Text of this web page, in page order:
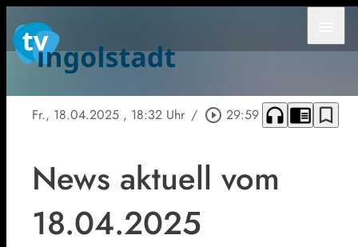
Fr., 18.04.2025 , 18:32 Uhr / play_circle_outline 29:59 headphones chrome_reader_mode bookmark_border
News aktuell vom
18.04.2025